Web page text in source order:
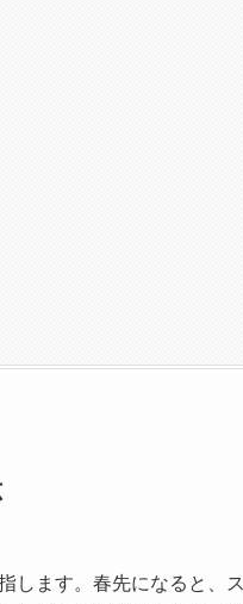
します。春先になると、